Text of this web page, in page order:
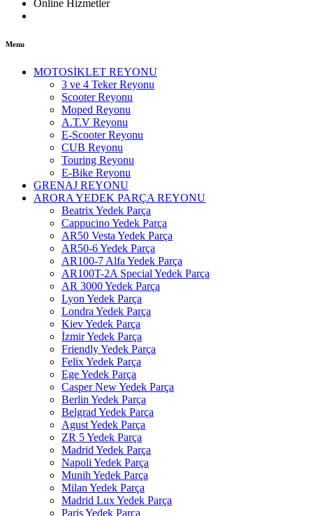
Online Hizmetler
Menu
MOTOSİKLET REYONU
3 ve 4 Teker Reyonu
Scooter Reyonu
Moped Reyonu
A.T.V Reyonu
E-Scooter Reyonu
CUB Reyonu
Touring Reyonu
E-Bike Reyonu
GRENAJ REYONU
ARORA YEDEK PARÇA REYONU
Beatrix Yedek Parça
Cappucino Yedek Parça
AR50 Vesta Yedek Parça
AR50-6 Yedek Parça
AR100-7 Alfa Yedek Parça
AR100T-2A Special Yedek Parça
AR 3000 Yedek Parça
Lyon Yedek Parça
Londra Yedek Parça
Kiev Yedek Parça
İzmir Yedek Parça
Friendly Yedek Parça
Felix Yedek Parça
Ege Yedek Parça
Casper New Yedek Parça
Berlin Yedek Parça
Belgrad Yedek Parça
Agust Yedek Parça
ZR 5 Yedek Parça
Madrid Yedek Parça
Napoli Yedek Parça
Munih Yedek Parça
Milan Yedek Parça
Madrid Lux Yedek Parça
Paris Yedek Parça